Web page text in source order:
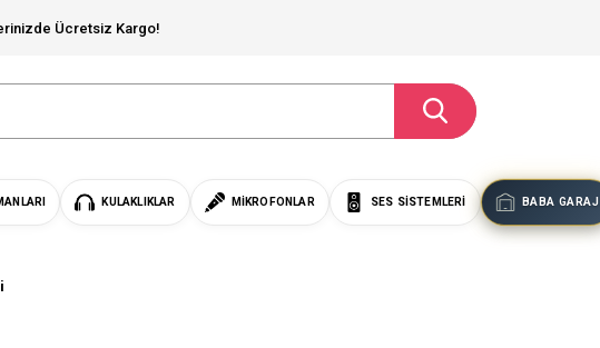
Ücretsiz Kargo!
KULAKLIKLAR MIKROFONLAR SES SISTEMLERI BABA GARAJ